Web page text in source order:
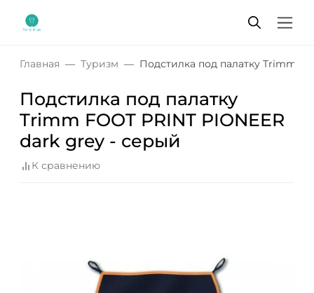
Главная Туризм Подстилка под палатку Trimm
Подстилка под палатку
Trimm FOOT PRINT PIONEER
dark grey - серый
К сравнению